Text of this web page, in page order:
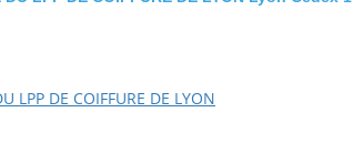
LPP DE COIFFURE DE LYON